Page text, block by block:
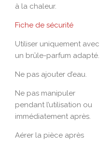
à la chaleur.
Fiche de sécurité
Utiliser uniquement avec
un brûle-parfum adapté.
Ne pas ajouter d’eau.
Ne pas manipuler
pendant l’utilisation ou
immédiatement après.
Aérer la pièce après